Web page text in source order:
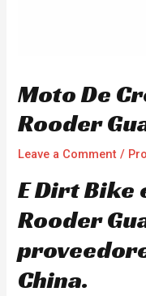
Moto De
Rooder
Leave a Comment /
E Dirt
Rooder
China.